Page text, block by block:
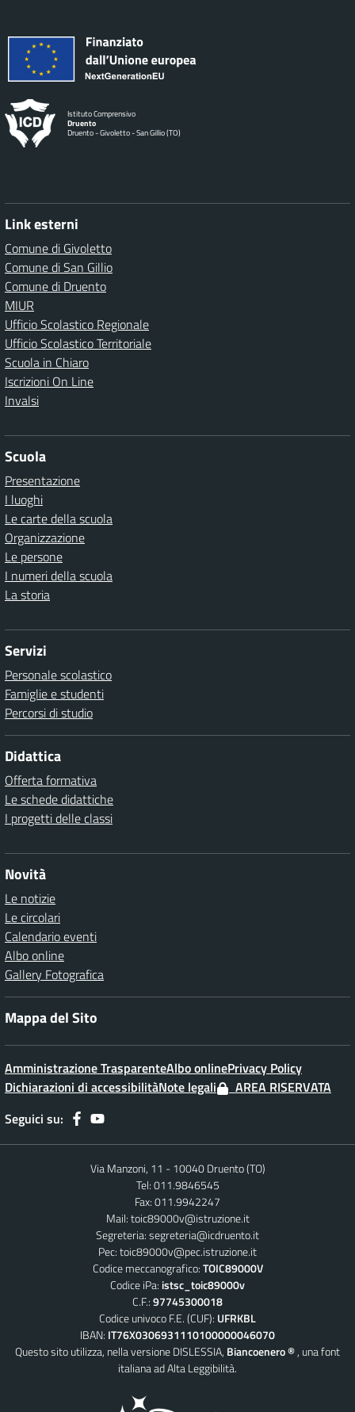
Istituto Comprensivo
Druento
Druento - Givoletto - San Gillio (TO)
Link esterni
Comune di Givoletto
Comune di San Gillio
Comune di Druento
MIUR
Ufficio Scolastico Regionale
Ufficio Scolastico Territoriale
Scuola in Chiaro
Iscrizioni On Line
Invalsi
Scuola
Presentazione
I luoghi
Le carte della scuola
Organizzazione
Le persone
I numeri della scuola
La storia
Servizi
Personale scolastico
Famiglie e studenti
Percorsi di studio
Didattica
Offerta formativa
Le schede didattiche
I progetti delle classi
Novità
Le notizie
Le circolari
Calendario eventi
Albo online
Gallery Fotografica
Mappa del Sito
Amministrazione TrasparenteAlbo onlinePrivacy Policy
Dichiarazioni di accessibilitàNote legali
AREA RISERVATA
Seguici su:
Via Manzoni, 11 - 10040 Druento (TO)
Tel: 011.9846545
Fax: 011.9942247
Mail:toic89000v@istruzione.it
Segreteria:segreteria@icdruento.it
Pec:toic89000v@pec.istruzione.it
Codice meccanografico:TOIC89000V
Codice iPa: istsc_toic89000v
C.F.:97745300018
Codice univoco F.E. (CUF): UFRKBL
IBAN: IT76X0306931110100000046070
Questo sito utilizza, nella versione DISLESSIA, Biancoenero ®, una font
italiana ad Alta Leggibilità.